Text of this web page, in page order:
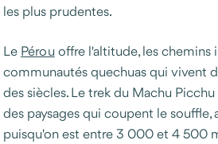
les plus prudentes.
Le Pérou offre l'altitude, les chemins
communautés quechuas qui vivent
des siècles. Le trek du Machu
des paysages qui coupent le souffle,
puisqu'on est entre 3 000 et 4 500